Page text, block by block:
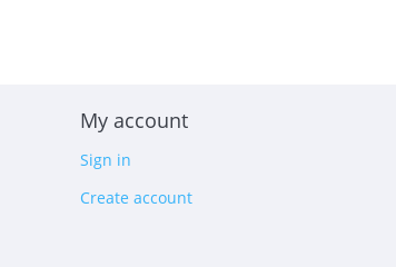
My account
Sign in
Create account